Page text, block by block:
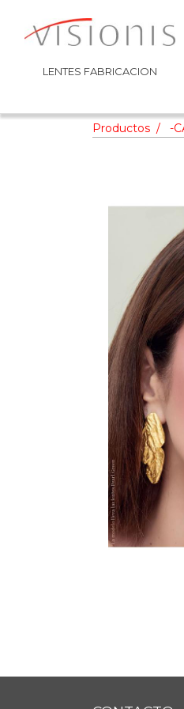
LENTES FABRICACION
LENTES FABRICACION
Productos -